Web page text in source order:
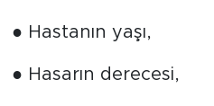
● Hastanın yaşı,
● Hasarın derecesi,